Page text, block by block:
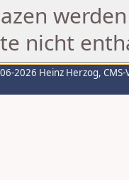
nicht
2026 Heinz Herzog,